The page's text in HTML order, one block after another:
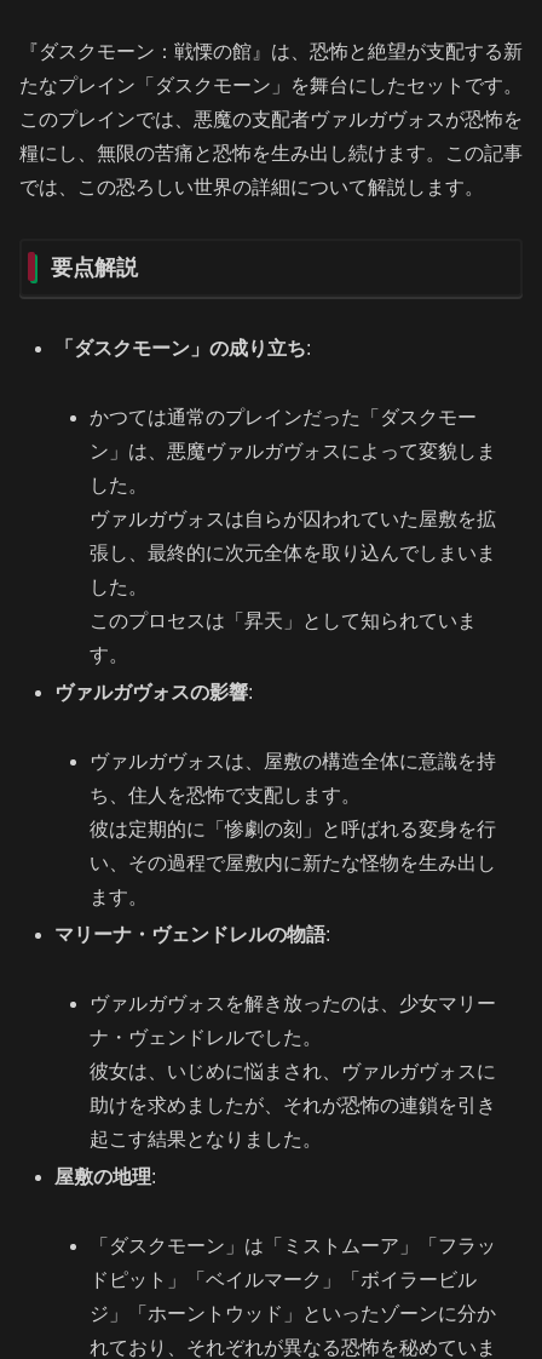
『ダスクモーン：戦慄の館』は、恐怖と絶望が支配する新
たなプレイン「ダスクモーン」を舞台にしたセットです。
このプレインでは、悪魔の支配者ヴァルガヴォスが恐怖を
糧にし、無限の苦痛と恐怖を生み出し続けます。この記事
では、この恐ろしい世界の詳細について解説します。
要点解説
「ダスクモーン」の成り立ち:
かつては通常のプレインだった「ダスクモー
ン」は、悪魔ヴァルガヴォスによって変貌しま
した。
ヴァルガヴォスは自らが囚われていた屋敷を拡
張し、最終的に次元全体を取り込んでしまいま
した。
このプロセスは「昇天」として知られていま
す。
ヴァルガヴォスの影響:
ヴァルガヴォスは、屋敷の構造全体に意識を持
ち、住人を恐怖で支配します。
彼は定期的に「惨劇の刻」と呼ばれる変身を行
い、その過程で屋敷内に新たな怪物を生み出し
ます。
マリーナ・ヴェンドレルの物語:
ヴァルガヴォスを解き放ったのは、少女マリー
ナ・ヴェンドレルでした。
彼女は、いじめに悩まされ、ヴァルガヴォスに
助けを求めましたが、それが恐怖の連鎖を引き
起こす結果となりました。
屋敷の地理:
「ダスクモーン」は「ミストムーア」「フラッ
ドピット」「ベイルマーク」「ボイラービル
ジ」「ホーントウッド」といったゾーンに分か
れており、それぞれが異なる恐怖を秘めていま